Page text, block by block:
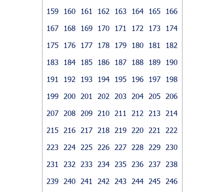
159
160 161 162 163 164 165
166
167
168 169 170 171 172 173
174
175
176 177 178 179 180 181
182
183
184 185 186 187 188 189
190
191
192 193 194 195 196 197
198
199
200 201 202 203 204 205
206
207
208 209 210 211 212 213
214
215
216 217 218 219 220 221
222
223
224 225 226 227 228 229
230
231
232 233 234 235 236 237
238
239
240 241 242 243 244 245
246